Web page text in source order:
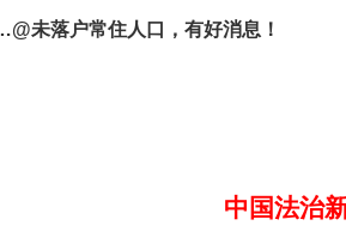
未落户常住人口，有好消息！
中国法治